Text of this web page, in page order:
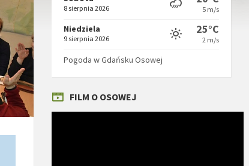
8 sierpnia 2026 5 m/s
Niedziela
9 sierpnia 2026
25°C
2 m/s
Pogoda w Gdańsku Osowej
FILM O OSOWEJ